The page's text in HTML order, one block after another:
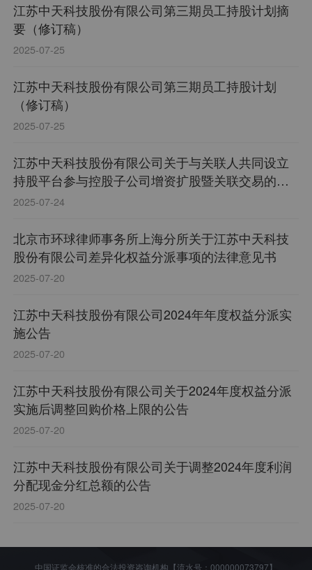
江苏中天科技股份有限公司第三期员工持股计划摘
要（修订稿）
2025-07-25
江苏中天科技股份有限公司第三期员工持股计划
（修订稿）
2025-07-25
江苏中天科技股份有限公司关于与关联人共同设立
持股平台参与控股子公司增资扩股暨关联交易的进
展公告
2025-07-24
北京市环球律师事务所上海分所关于江苏中天科技
股份有限公司差异化权益分派事项的法律意见书
2025-07-20
江苏中天科技股份有限公司2024年年度权益分派实
施公告
2025-07-20
江苏中天科技股份有限公司关于2024年度权益分派
实施后调整回购价格上限的公告
2025-07-20
江苏中天科技股份有限公司关于调整2024年度利润
分配现金分红总额的公告
2025-07-20
中国证监会核准的合法投资咨询机构【流水号：000000073797】